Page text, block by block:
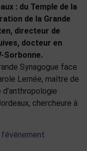
: du Temple de la
de la Grande
, directeur de
docteur en
Sorbonne.
Synagogue face
Lemée, maître de
d’anthropologie
chercheure à